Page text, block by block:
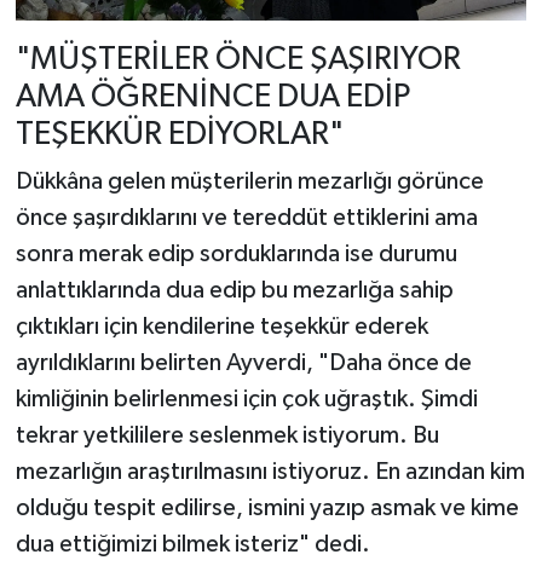
"MÜŞTERİLER ÖNCE ŞAŞIRIYOR
AMA ÖĞRENİNCE DUA EDİP
TEŞEKKÜR EDİYORLAR"
Dükkâna gelen müşterilerin mezarlığı görünce
önce şaşırdıklarını ve tereddüt ettiklerini ama
sonra merak edip sorduklarında ise durumu
anlattıklarında dua edip bu mezarlığa sahip
çıktıkları için kendilerine teşekkür ederek
ayrıldıklarını belirten Ayverdi, "Daha önce de
kimliğinin belirlenmesi için çok uğraştık. Şimdi
tekrar yetkililere seslenmek istiyorum. Bu
mezarlığın araştırılmasını istiyoruz. En azından kim
olduğu tespit edilirse, ismini yazıp asmak ve kime
dua ettiğimizi bilmek isteriz" dedi.